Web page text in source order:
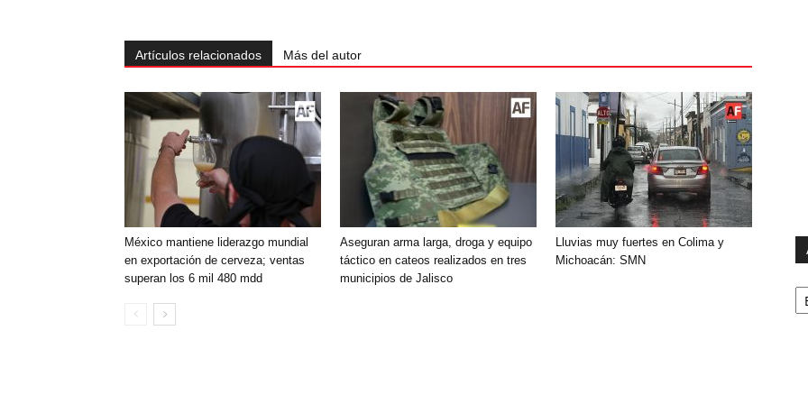
Artículos relacionados Más del autor
México mantiene liderazgo mundial
en exportación de cerveza; ventas
superan los 6 mil 480 mdd
Aseguran arma larga, droga y equipo
táctico en cateos realizados en tres
municipios de Jalisco
Lluvias muy fuertes en Colima y
Michoacán: SMN